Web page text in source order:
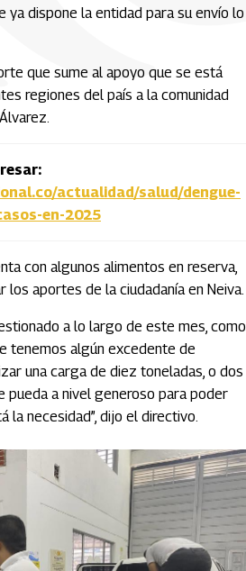
ya dispone la entidad para su envío lo
que sume al apoyo que se está
regiones del país a la comunidad
actualidad/salud/dengue-
en-2025
con algunos alimentos en reserva,
los aportes de la ciudadanía en Neiva.
a lo largo de este mes, como
tenemos algún excedente de
una carga de diez toneladas, o dos
pueda a nivel generoso para poder
la necesidad”, dijo el directivo.